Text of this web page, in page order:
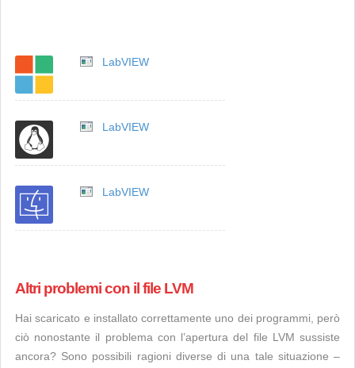
LabVIEW
LabVIEW
LabVIEW
Altri problemi con il file LVM
Hai scaricato e installato correttamente uno dei programmi, però
ciò nonostante il problema con l’apertura del file LVM sussiste
ancora? Sono possibili ragioni diverse di una tale situazione –